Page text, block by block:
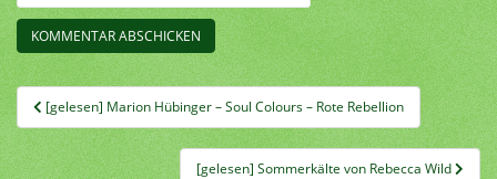
Beitragsnavigation
[gelesen] Marion Hübinger – Soul Colours – Rote Rebellion
[gelesen] Sommerkälte von Rebecca Wild